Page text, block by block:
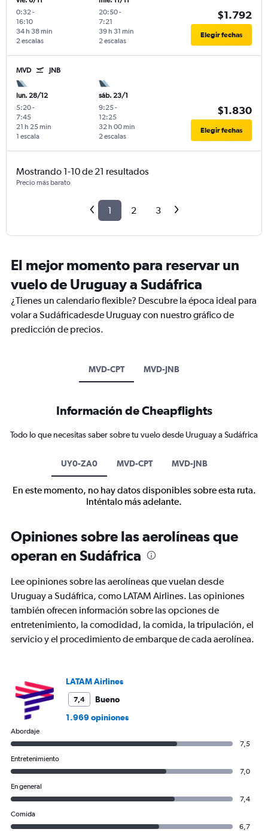
0:32-
16:10
2 escalas
34 h 38 min
20:50-
7:21
2 escalas
39 h 31 min
$1.792
Elegir fechas
MVD JNB
lun. 28/12
5:20-
7:45
1 escala
21 h 25 min
sáb. 23/1
9:25-
12:25
2 escalas
32 h 00 min
$1.830
Elegir fechas
Mostrando 1-10 de 21 resultados
Precio más barato
1 2 3
El mejor momento para reservar un
vuelo de Uruguay a Sudáfrica
¿Tienes un calendario flexible? Descubre la época ideal para
volar a Sudáfricadesde Uruguay con nuestro gráfico de
predicción de precios.
MVD-CPT MVD-JNB
Información de Cheapflights
Todo lo que necesitas saber sobre tu vuelo desde Uruguay a Sudáfrica
UY0-ZA0 MVD-CPT MVD-JNB
En este momento, no hay datos disponibles sobre esta ruta.
Inténtalo más adelante.
Opiniones sobre las aerolíneas que
operan en Sudáfrica
Lee opiniones sobre las aerolíneas que vuelan desde
Uruguay a Sudáfrica, como LATAM Airlines. Las opiniones
también ofrecen información sobre las opciones de
entretenimiento, la comodidad, la comida, la tripulación, el
servicio y el procedimiento de embarque de cada aerolínea.
LATAM Airlines
7,4
Bueno
1.969 opiniones
Abordaje
7,5
Entretenimiento
7,0
En general
7,4
Comida
6,7